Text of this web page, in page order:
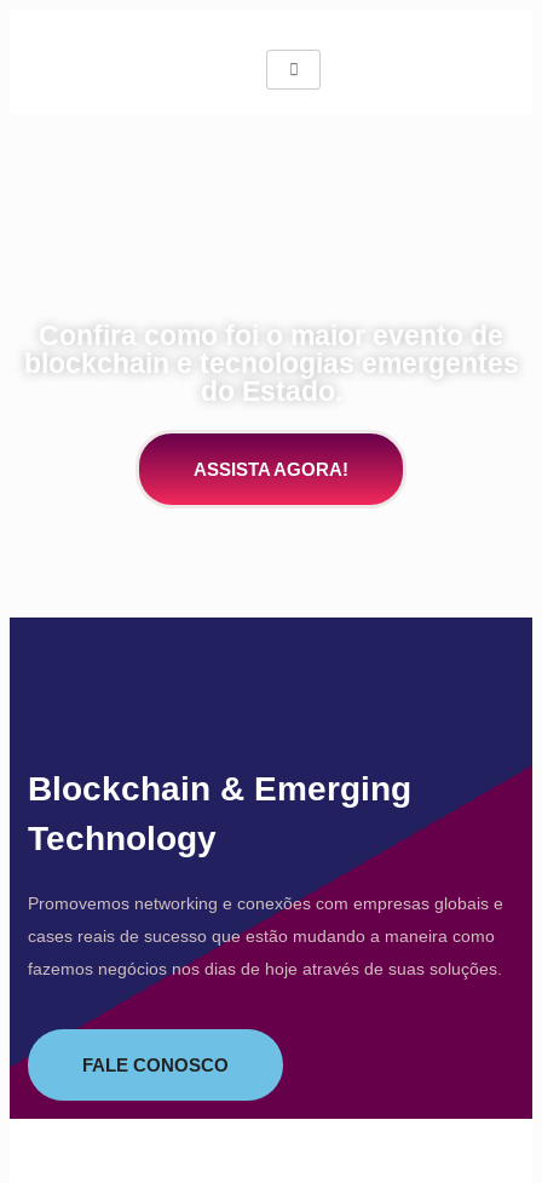
Confira como foi o maior evento de
blockchain e tecnologias emergentes
do Estado.
ASSISTA AGORA!
Blockchain & Emerging
Technology
Promovemos networking e conexões com empresas globais e
cases reais de sucesso que estão mudando a maneira como
fazemos negócios nos dias de hoje através de suas soluções.
FALE CONOSCO